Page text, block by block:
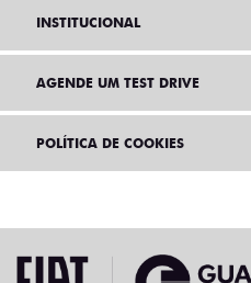
INSTITUCIONAL
AGENDE UM TEST DRIVE
POLÍTICA DE COOKIES